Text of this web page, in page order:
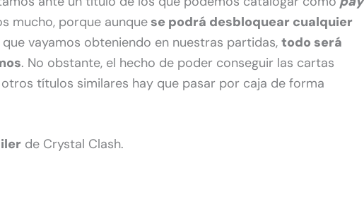
mucho, porque aunque se podrá desbloquear cualquier
vayamos obteniendo en nuestras partidas, todo será
. No obstante, el hecho de poder conseguir las cartas
otros títulos similares hay que pasar por caja de forma
de Crystal Clash.